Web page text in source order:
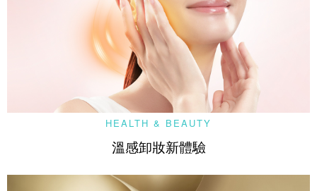
HEALTH & BEAUTY
溫感卸妝新體驗